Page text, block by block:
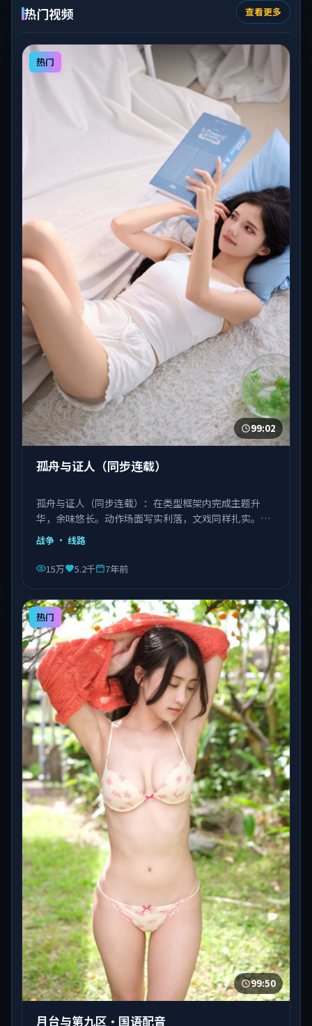
热门视频 查看更多
热门
99:02
孤舟与证人（同步连载）
孤舟与证人（同步连载）：在类型框架内完成主题升
华，余味悠长。动作场面写实利落，文戏同样扎实。由
丹尼斯·维伦纽瓦执导，文淇、宋康昊、长泽雅美等主
演，越南出品，类型为战争。
战争 · 线路
15万 5.2千 7年前
热门
99:50
月台与第九区·国语配音